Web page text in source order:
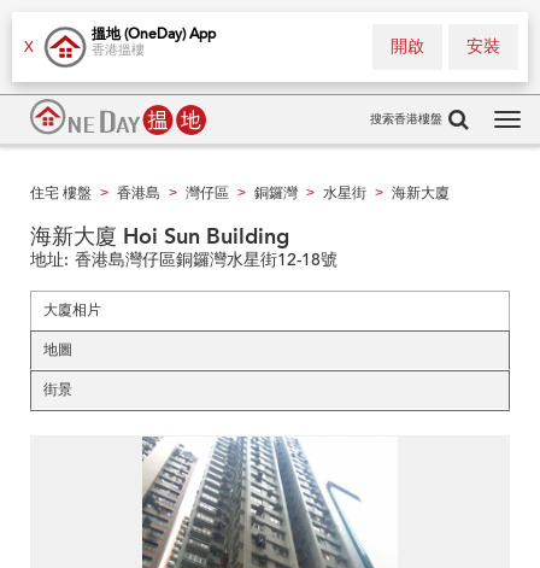
X
搵地 (OneDay) App
香港搵樓 安裝
開啟
搜索香港樓盤
住宅 樓盤 > 香港島 > 灣仔區 > 銅鑼灣 > 水星街 > 海新大廈
海新大廈 Hoi Sun Building
地址: 香港島灣仔區銅鑼灣水星街12-18號
大廈相片
地圖
街景